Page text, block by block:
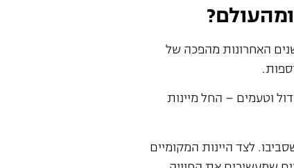
האחרונות מהפכה של
וטעמים – החל מיינות
לצד היינות המקומיים